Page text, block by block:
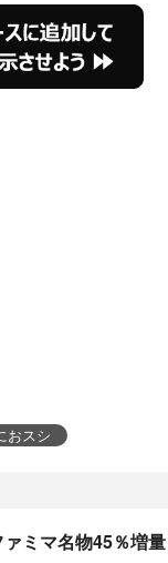
おスシ
ミマ名物45％増量